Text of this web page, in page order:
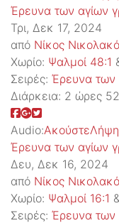
Έρευνα των αγίων
Τρι, Δεκ 17, 2024
από Νίκος
Χωρίο: Ψαλμοί 48:1
Σειρές: Έρευνα των
Διάρκεια: 2 ώρες
Audio:ΑκούστεΛήψη
Έρευνα των αγίων
Δευ, Δεκ 16, 2024
από Νίκος
Χωρίο: Ψαλμοί 16:1
Σειρές: Έρευνα των